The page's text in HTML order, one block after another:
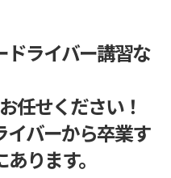
は？失敗しない選び方と流
合わせお休みします
ライバー講習と教習の違い
ライバー講習な
任せください！
イバーから卒業す
ります。